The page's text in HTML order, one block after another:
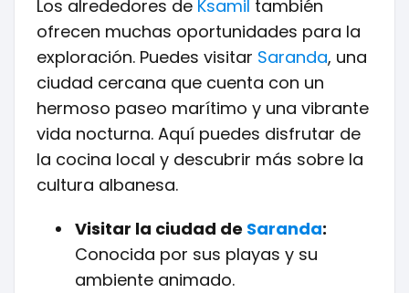
Los alrededores de Ksamil también
ofrecen muchas oportunidades para la
exploración. Puedes visitar Saranda, una
ciudad cercana que cuenta con un
hermoso paseo marítimo y una vibrante
vida nocturna. Aquí puedes disfrutar de
la cocina local y descubrir más sobre la
cultura albanesa.
Visitar la ciudad de Saranda:
Conocida por sus playas y su
ambiente animado.